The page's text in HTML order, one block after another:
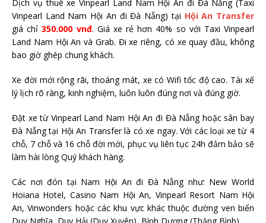
Dịch vụ thuê xe Vinpearl Land Nam Hội An đi Đà Nẵng (Taxi
Vinpearl Land Nam Hội An đi Đà Nẵng) tại Hội An Transfer
giá chỉ350.000 vnđ. Giá xe rẻ hơn 40% so với Taxi Vinpearl
Land Nam Hội An và Grab. Đi xe riêng, có xe quay đầu, không
bao giờ ghép chung khách.
Xe đời mới rộng rãi, thoáng mát, xe có Wifi tốc độ cao. Tài xế
lý lịch rõ ràng, kinh nghiệm, luôn luôn đúng nơi và đúng giờ.
Đặt xe từ Vinpearl Land Nam Hội An đi Đà Nẵng hoặc sân bay
Đà Nẵng tại Hội An Transfer là có xe ngay. Với các loại xe từ 4
chỗ, 7 chỗ và 16 chỗ đời mới, phục vụ liên tục 24h đảm bảo sẽ
làm hài lòng Quý khách hàng.
Các nơi đón tại Nam Hội An đi Đà Nẵng như: New World
Hoiana Hotel, Casino Nam Hội An, Vinpearl Resort Nam Hội
An, Vinwonders hoặc các khu vực khác thuộc đường ven biển